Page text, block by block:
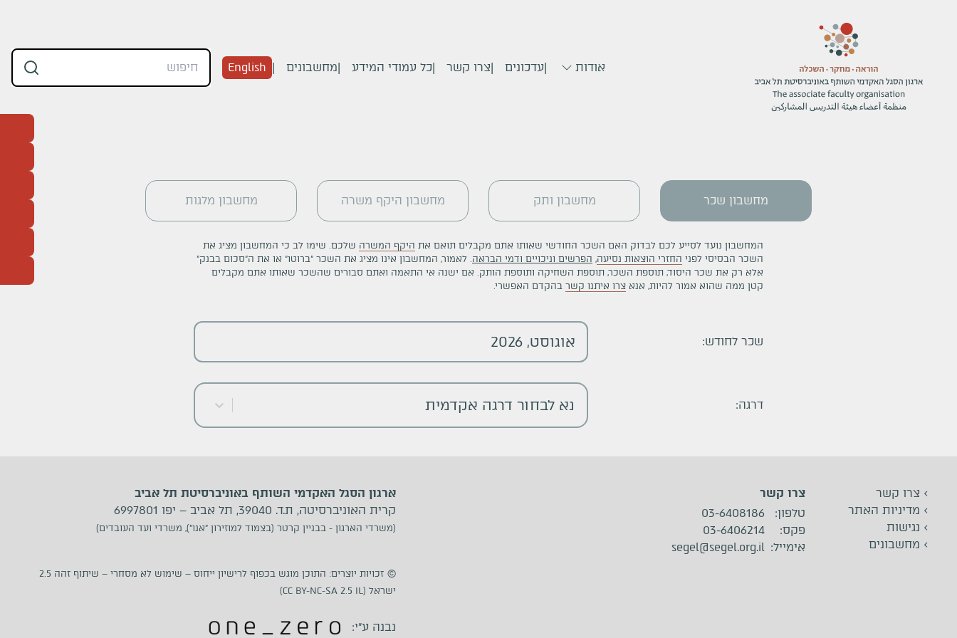
אודות עדכונים צרו קשר כל עמודי המידע מחשבונים English
מחשבון שכר מחשבון ותק מחשבון היקף משרה מחשבון מלגות
המחשבון נועד לסייע לכם לבדוק האם השכר החודשי שאותו אתם מקבלים תואם את היקף המשרה שלכם. שימו לב כי המחשבון מציג את
השכר הבסיסי לפני החזרי הוצאות נסיעה, הפרשים וניכויים ודמי הבראה. לאמור, המחשבון אינו מציג את השכר ״ברוטו״ או את ה״סכום בבנק״
אלא רק את שכר היסוד, תוספת השכר, תוספת השחיקה ותוספת הותק. אם ישנה אי התאמה ואתם סבורים שהשכר שאותו אתם מקבלים
קטן ממה שהוא אמור להיות, אנא צרו איתנו קשר בהקדם האפשרי.
שכר לחודש:
דרגה: נא לבחור דרגה אקדמית
> צרו קשר
> מדיניות האתר
> נגישות
> מחשבונים
צרו קשר
טלפון:
03-6408186
פקס:
03-6406214
אימייל:
segel@segel.org.il
ארגון הסגל האקדמי השותף באוניברסיטת תל אביב
קרית האוניברסיטה, ת.ד. 39040, תל אביב – יפו 6997801
(משרדי הארגון - בבניין קרטר (בצמוד למוזירון ״אנו״), משרדי ועד העובדים)
© זכויות יוצרים: התוכן מוגש בכפוף לרישיון ייחוס –
שימוש לא מסחרי – שיתוף זהה 2.5
ישראל (CC BY-NC-SA 2.5 IL)
נבנה ע״י: